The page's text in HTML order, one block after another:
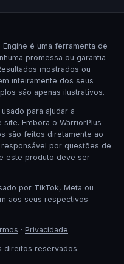
Engine é uma ferramenta de
promessa ou garantia
mostrados ou
inteiramente dos seus
são apenas ilustrativos.
para ajudar a
Embora o WarriorPlus
são feitos diretamente ao
por questões de
este produto deve ser
por TikTok, Meta ou
aos seus respectivos
· Privacidade
direitos reservados.